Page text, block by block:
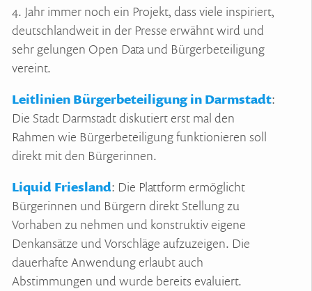
4. Jahr immer noch ein Projekt, dass viele inspiriert,
deutschlandweit in der Presse erwähnt wird und
sehr gelungen Open Data und Bürgerbeteiligung
vereint.
Leitlinien Bürgerbeteiligung in Darmstadt:
Die Stadt Darmstadt diskutiert erst mal den
Rahmen wie Bürgerbeteiligung funktionieren soll
direkt mit den Bürgerinnen.
Liquid Friesland: Die Plattform ermöglicht
Bürgerinnen und Bürgern direkt Stellung zu
Vorhaben zu nehmen und konstruktiv eigene
Denkansätze und Vorschläge aufzuzeigen. Die
dauerhafte Anwendung erlaubt auch
Abstimmungen und wurde bereits evaluiert.